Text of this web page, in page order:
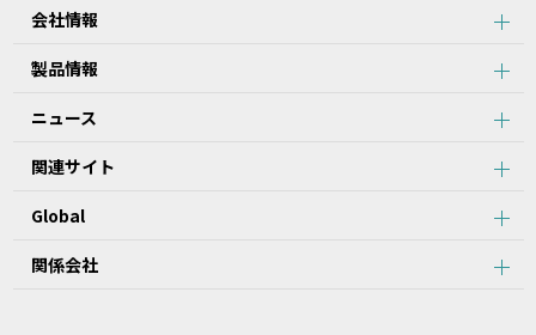
1.本データ等について、当該製品を購入されたお客様以外からのお
問い合わせにはお応えできない場合がありますことをご了承くださ
2.本サービスでは、すべての製品の本データ等を提供しているわけ
当該製品につき本データ等をご提供できない場合がありますので、
3.取扱説明書に記載の安全上のご注意は、本データ等が制作された
4.製品には、取扱説明書を補足するために、取扱説明書以外の印刷
を提供していません。
会社情報
製品情報
ニュース
関連サイト
Global
関係会社